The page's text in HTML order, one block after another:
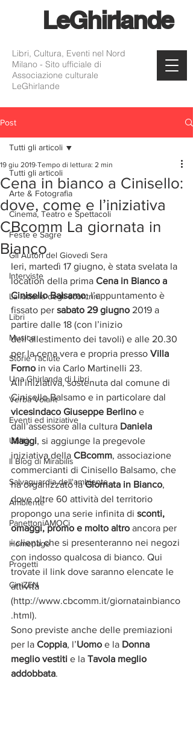
LeGhirlande
Libri, Cultura, Eventi nel Nord
Milano - Sito ufficiale di
Associazione culturale
LeGhirlande
Post
Tutti gli articoli
Arte & Fotografia
Cinema, Teatro e Spettacoli
Feste e Sagre
Gli Autori del Giovedì Sera
Interviste
La lotteria degli scontrini
Libri
Musica
Storie Taciute
Una Ghirlanda di Libri
Verba Volant
Eventi ed iniziative
Utilità
Il Blog di Mirabilis
Salvaguardia dell'ambiente
Ambiente
PanettoniAMOCi
Homepage
Progetti
CiniZEN
Tutti gli articoli
Cena in bianco a Cinisello:
dove, come e l’iniziativa
CBcomm La giornata in
Bianco
19 giu 2019 Tempo di lettura: 2 min
Ieri, martedì 17 giugno, è stata svelata la
location della prima Cena in Bianco a
Cinisello Balsamo; l’appuntamento è
fissato per sabato 29 giugno 2019 a
partire dalle 18 (con l’inizio
dell’allestimento dei tavoli) e alle 20.30
per la cena vera e propria presso Villa
Forno in via Carlo Martinelli 23.
All’iniziativa, sostenuta dal comune di
Cinisello Balsamo e in particolare dal
vicesindaco Giuseppe Berlino e
dall’assessore alla cultura Daniela
Maggi, si aggiunge la pregevole
iniziativa della CBcomm, associazione
commercianti di Cinisello Balsamo, che
ha organizzato la Giornata in Bianco,
dove oltre 60 attività del territorio
propongo una serie infinita di sconti,
omaggi, promo e molto altro ancora per
i clienti che si presenteranno nei negozi
con indosso qualcosa di bianco. Qui
trovate il link dove saranno elencate le
attività
(http://www.cbcomm.it/giornatainbianco
.html).
Sono previste anche delle premiazioni
per la Coppia, l’Uomo e la Donna
meglio vestiti e la Tavola meglio
addobbata.